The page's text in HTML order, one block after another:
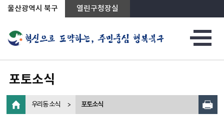
상단메뉴로 바로가기
전체메뉴로 바로가기
왼쪽메뉴로 바로가기
본문으로 바로가기
울산광역시 북구 열린구청장실
포토소식
우리동 소식 포토소식